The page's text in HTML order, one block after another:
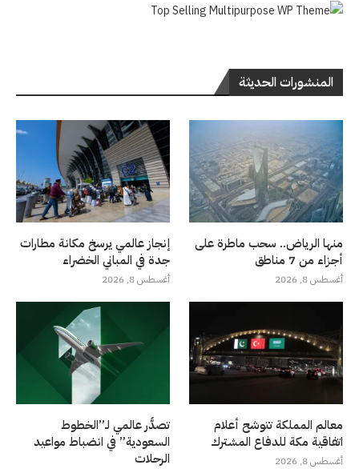
المنشورات الحديثة
منها الرياض.. سحب ماطرة على
أجزاء من 7 مناطق
أغسطس 8, 2026
إنجاز عالمي يرسخ مكانة مطارات
جدة في المباني الخضراء
أغسطس 8, 2026
معالم المملكة تتوشح أعلام
اتفاقية مكة للدفاع المشترك
أغسطس 8, 2026
تصدُّر عالمي لـ”الخطوط
السعودية” في انضباط مواعيد
الرحلات